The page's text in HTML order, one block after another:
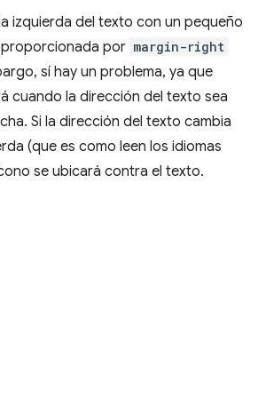
izquierda del texto con un pequeño
por margin-right
sí hay un problema, ya que
cuando la dirección del texto sea
Si la dirección del texto cambia
(que es como leen los idiomas
se ubicará contra el texto.